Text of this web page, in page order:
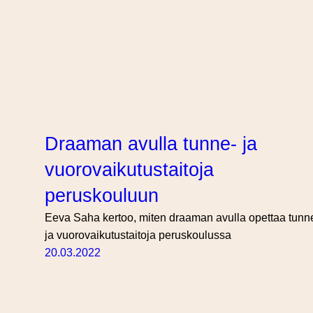
Draaman avulla tunne- ja
vuorovaikutustaitoja
peruskouluun
Eeva Saha kertoo, miten draaman avulla opettaa
ja vuorovaikutustaitoja peruskoulussa
20.03.2022